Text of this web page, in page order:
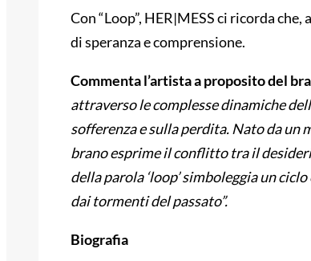
Con “Loop”, HER|MESS ci ricorda
di speranza e comprensione.
Commenta l’artista a proposito del
attraverso le complesse dinamiche
sofferenza e sulla perdita. Nato da
brano esprime il conflitto tra il
della parola ‘loop’ simboleggia un
dai tormenti del passato”.
Biografia